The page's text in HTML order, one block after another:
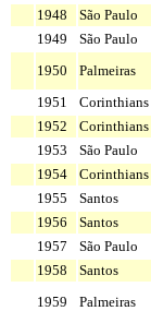
1948
São Paulo
1949
São Paulo
1950
Palmeiras
1951
Corinthians
1952
Corinthians
1953
São Paulo
1954
Corinthians
1955
Santos
1956
Santos
1957
São Paulo
1958
Santos
1959
Palmeiras